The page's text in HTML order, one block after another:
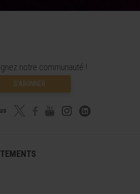
notre communauté !
S’ABONNER